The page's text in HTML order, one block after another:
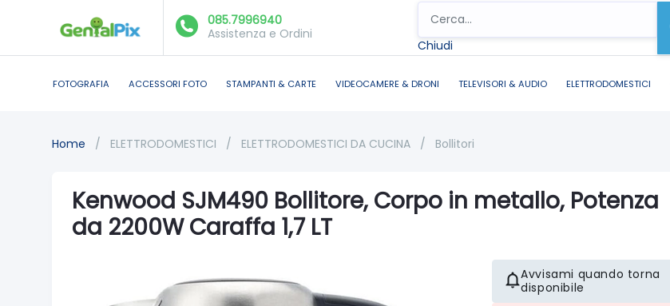
085.7996940
Assistenza e Ordini
Chiudi
FOTOGRAFIA ACCESSORI FOTO STAMPANTI & CARTE VIDEOCAMERE & DRONI TELEVISORI & AUDIO ELETTRODOMESTICI
Home / ELETTRODOMESTICI / ELETTRODOMESTICI DA CUCINA / Bollitori
Kenwood SJM490 Bollitore, Corpo in metallo, Potenza
da 2200W Caraffa 1,7 LT
Avvisami quando torna
disponibile